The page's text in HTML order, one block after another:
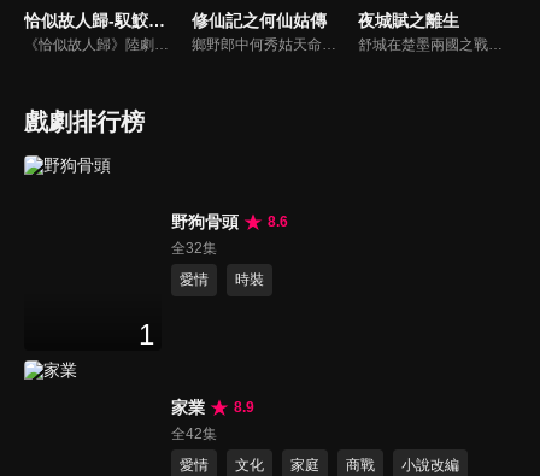
恰似故人歸-馭鮫記(下)
《恰似故人歸》陸劇線上看。《馭鮫記》的下部。長意（任嘉倫）將紀雲禾（迪麗熱巴）囚禁在自己身邊。為化解萬花谷與北淵的恩怨，雲禾散盡最後的靈力，用生命救下寒霜發作的所有萬花谷御靈師。仙師與順德仙姬（郭曉婷）為一己私慾，意圖毀滅世間，長意與雲禾共同肩負起責任…
修仙記之何仙姑傳
鄉野郎中何秀姑天命加身，捲入魔界靈犀與轉世皇子李如義的千年虐戀。奸臣林青山竊國化妖，引爆長安屍毒與邊疆戰火！秀姑歷經情劫與試煉，在如義捨命擋災後大徹大悟。最終她斬斷紅塵飛升位列仙班，集結八仙歸位，合力鎮壓滅世煞星，演繹一場盪氣迴腸的修仙救世傳奇！
夜城賦之離生
舒城在楚墨兩國之戰中落敗，並成為了墨國五皇女莫茴的魂器。失去自我意識的舒城跟隨姐姐莫茹回到墨國，面對失而復得的妹妹，莫茹欣喜又憂慮。為了保護親人和國家她棄醫從戎，甚至為了保護莫茴不惜被砍掉一條手臂，然而這一切都阻擋不了局勢的動盪不安...
戲劇排行榜
1
野狗骨頭
8.6
全32集
愛情
時裝
家業
8.9
全42集
愛情
文化 家庭 商戰 小說改編